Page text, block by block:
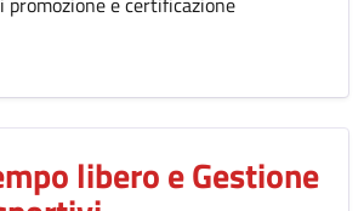
libero e Gestione